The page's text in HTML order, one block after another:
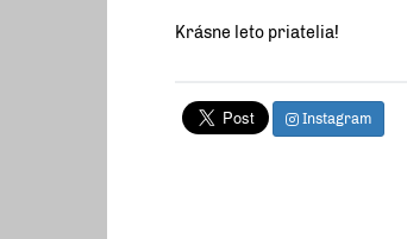
Krásne leto priatelia!
Instagram